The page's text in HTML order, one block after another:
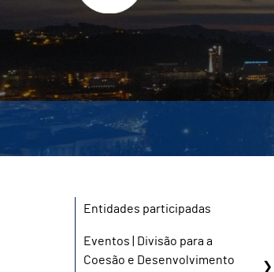
Entidades participadas
Eventos | Divisão para a
Coesão e Desenvolvimento